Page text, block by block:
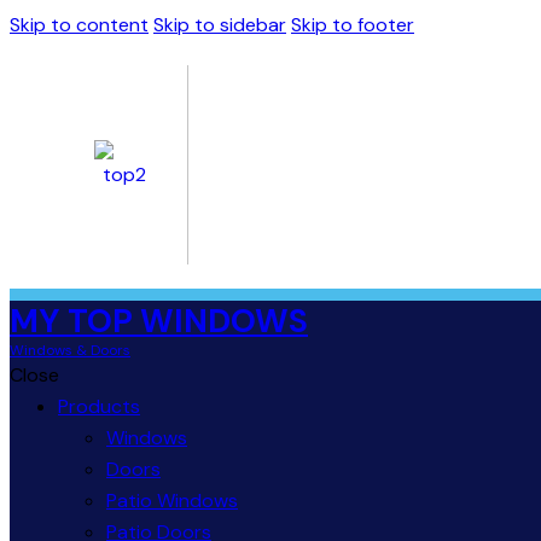
Skip to content Skip to sidebarSkip to footer
MY TOP WINDOWS
Windows & Doors
Close
Products
Windows
Doors
Patio Windows
Patio Doors